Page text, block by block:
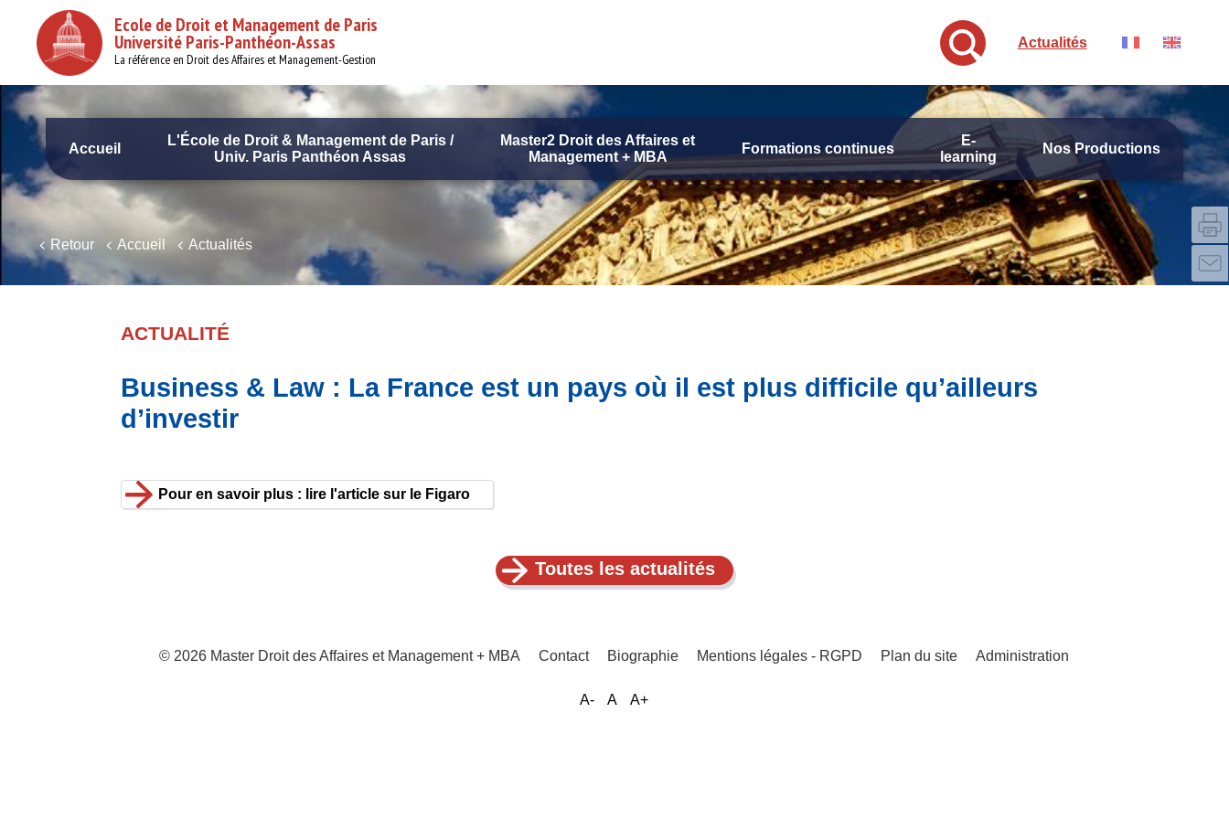
contenu
principal
Ecole de Droit et Management de Paris
Université Paris-Panthéon-Assas
La référence en Droit des Affaires et Management-Gestion
Actualités
Navigation
principale
Accueil
L'École de Droit & Management de Paris /
Univ. Paris Panthéon Assas
Master2 Droit des Affaires et
Management + MBA
Formations continues
E-
learning
Nos Productions
Retour Accueil Actualités
ACTUALITÉ
Business & Law : La France est un pays où il est plus difficile qu’ailleurs
d’investir
Pour en savoir plus : lire l'article sur le Figaro
Toutes les actualités
© 2026 Master Droit des Affaires et Management + MBA
Menu
Contact Biographie Mentions légales - RGPD Plan du site Administration
A- A A+